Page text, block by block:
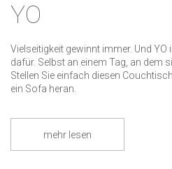
YO
Vielseitigkeit gewinnt immer. Und YO
dafür. Selbst an einem Tag, an dem
Stellen Sie einfach diesen
ein Sofa heran.
mehr lesen